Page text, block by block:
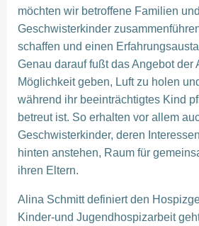
möchten wir betroffene Familien
Geschwisterkinder
schaffen und einen
Genau darauf fußt das Angebot der
Möglichkeit geben, Luft zu holen
während ihr beeinträchtigtes Kind
betreut ist. So erhalten vor allem
Geschwisterkinder, deren
hinten anstehen, Raum für
ihren Eltern.
Alina Schmitt definiert den
Kinder-und Jugendhospizarbeit